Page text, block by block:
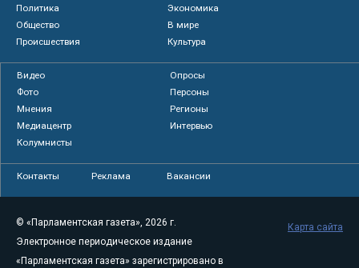
Политика
Экономика
Общество
В мире
Происшествия
Культура
Видео
Опросы
Фото
Персоны
Мнения
Регионы
Медиацентр
Интервью
Колумнисты
Контакты Реклама Вакансии
© «Парламентская газета», 2026 г.
Электронное периодическое издание
«Парламентская газета» зарегистрировано в
Карта сайта